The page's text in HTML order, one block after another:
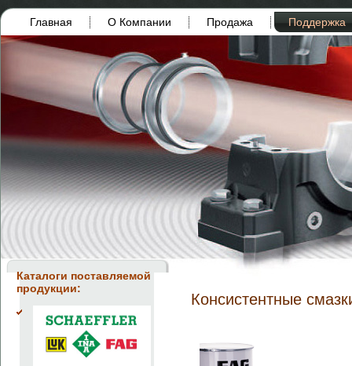
Главная О Компании Продажа Поддержка
Каталоги поставляемой
продукции:
Консистентные